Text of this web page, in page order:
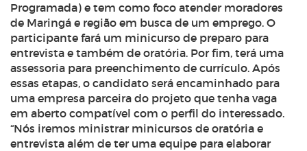
Programada) e tem como foco atender moradores
de Maringá e região em busca de um emprego. O
participante fará um minicurso de preparo para
entrevista e também de oratória. Por fim, terá uma
assessoria para preenchimento de currículo. Após
essas etapas, o candidato será encaminhado para
uma empresa parceira do projeto que tenha vaga
em aberto compatível com o perfil do interessado.
“Nós iremos ministrar minicursos de oratória e
entrevista além de ter uma equipe para elaborar